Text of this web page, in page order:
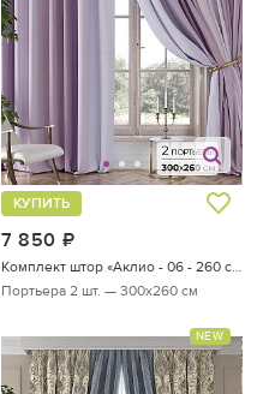
7 850
КУПИТЬ
Комплект штор «Аклио - 06 - 260 см»
Портьера 2 шт. — 300х260 см
NEW